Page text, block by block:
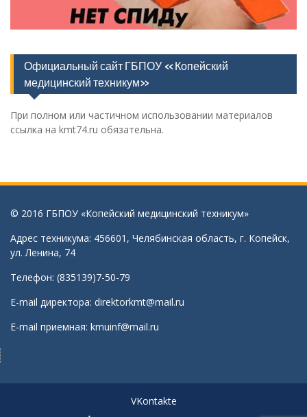
Официальный сайт ГБПОУ «Копейский
медицинский техникум»
При полном или частичном использовании материалов
ссылка на kmt74.ru обязательна.
© 2016 ГБПОУ «Копейский медицинский техникум»
Адрес техникума: 456601, Челябинская область, г. Копейск,
ул. Ленина, 74
Телефон: (835139)7-50-79
E-mail директора: direktorkmt@mail.ru
E-mail приемная: kmuinf@mail.ru
VKontakte